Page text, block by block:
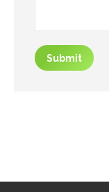
Submit